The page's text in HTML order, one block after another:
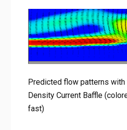
Predicted flow patterns with
Density Current Baffle
fast)